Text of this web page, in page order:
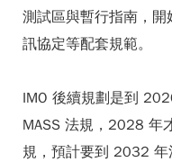
測試區與暫行指南，
訊協定等配套規範。
IMO 後續規劃是到
MASS 法規，2028 年
規，預計要到 2032